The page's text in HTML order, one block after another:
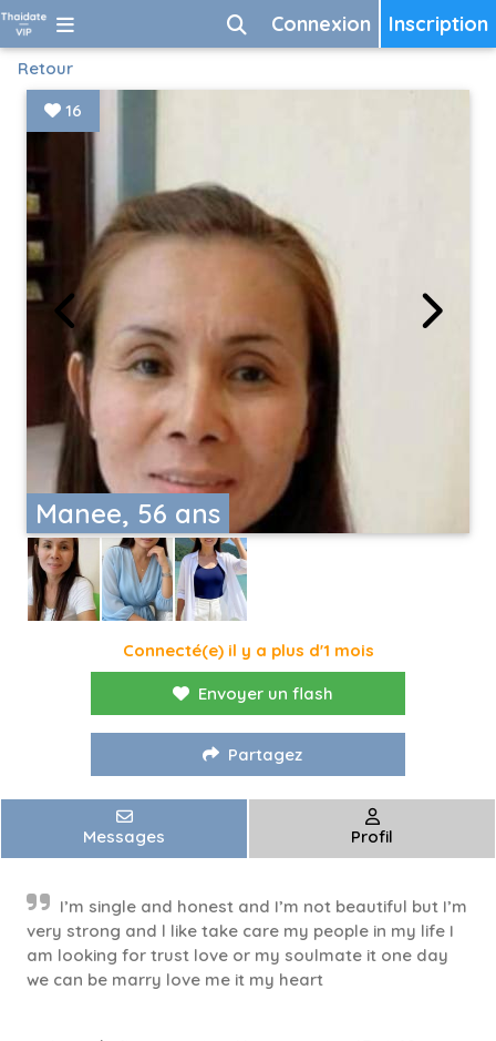
Inscription
Connexion
Retour
Manee, 56 ans
16
Connecté(e) il y a plus d'1 mois
Envoyer un flash
Partagez
Messages Profil
I’m single and honest and I’m not beautiful but I’m
very strong and l like take care my people in my life I
am looking for trust love or my soulmate it one day
we can be marry love me it my heart